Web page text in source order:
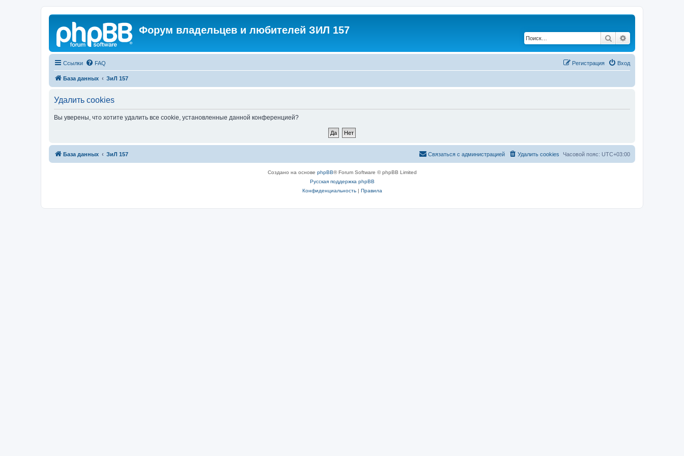
Форум владельцев и любителей ЗИЛ 157
Поиск
Ссылки FAQ Вход
Регистрация
База данных ЗиЛ 157
Удалить cookies
Вы уверены, что хотите удалить все cookie, установленные данной конференцией?
База данных ЗиЛ 157 Часовой пояс: UTC+03:00
Удалить cookies
Связаться с администрацией
Создано на основе phpBB® Forum Software © phpBB Limited
Русская поддержка phpBB
Конфиденциальность| Правила